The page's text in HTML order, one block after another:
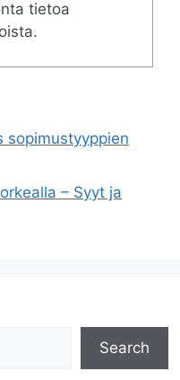
tietoa
sopimustyyppien
– Syyt ja
Search